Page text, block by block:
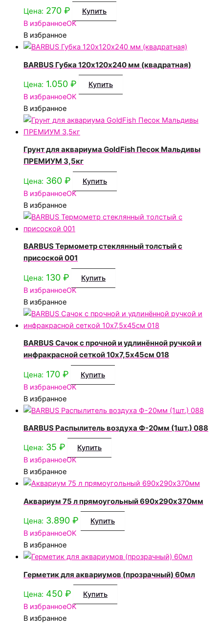
Цена: 270 ₽
Купить
В избранноеOK
В избранное
BARBUS Губка 120х120х240 мм (квадратная)
Цена: 1.050 ₽
Купить
В избранноеOK
В избранное
Грунт для аквариума GoldFish Песок Мальдивы
ПРЕМИУМ 3,5кг
Цена: 360 ₽
Купить
В избранноеOK
В избранное
BARBUS Термометр стеклянный толстый с
присоской 001
Цена: 130 ₽
Купить
В избранноеOK
В избранное
BARBUS Сачок с прочной и удлинённой ручкой и
инфракрасной сеткой 10х7,5х45см 018
Цена: 170 ₽
Купить
В избранноеOK
В избранное
BARBUS Распылитель воздуха Ф-20мм (1шт.) 088
Цена: 35 ₽
Купить
В избранноеOK
В избранное
Аквариум 75 л прямоугольный 690х290х370мм
Цена: 3.890 ₽
Купить
В избранноеOK
В избранное
Герметик для аквариумов (прозрачный) 60мл
Цена: 450 ₽
Купить
В избранноеOK
В избранное